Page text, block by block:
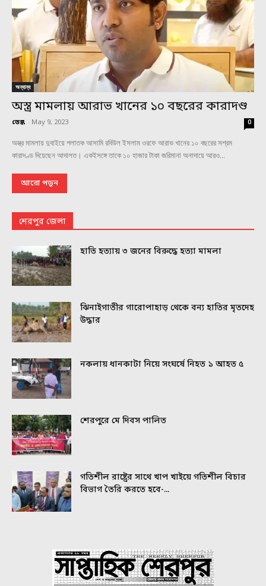
অন্যান্য
অস্ত্র মামলায় আরাভ খানের ১০ বছরের কারাদণ্ড
ডেস্ক - May 9, 2023 0
অস্ত্র মামলায় দুবাইয়ে পলাতক আসামি রবিউল ইসলাম ওরফে আরাভ খানের ১০ বছরের সশ্রম
কারাদণ্ড দিয়েছেন আদালত। একইসঙ্গে তাকে ১০ হাজার টাকা জরিমানা অনাদায়ে আরও...
আরো পড়ুন
শেরপুর জেলা
হাতি হত্যায় ৩ জনের বিরুদ্ধে হত্যা মামলা
ঝিনাইগাতীর গারোপাহাড় থেকে বন্য হাতির মৃতদেহ
উদ্ধার
নকলায় ধানকাটা নিয়ে সংঘর্ষে নিহত ১ আহত ৫
শেরপুরে মে দিবস পালিত
গতিশীল রাষ্ট্রের সাথে খাপ খাইয়ে গতিশীল বিচার
বিভাগ তৈরি করতে হবে-...